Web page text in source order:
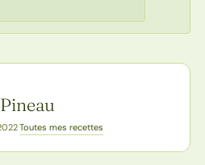
·Toutes mes recettes